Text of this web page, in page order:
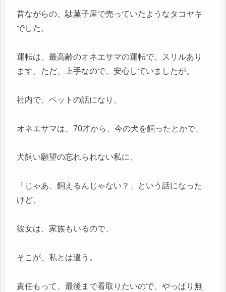
昔ながらの、駄菓子屋で売っていたようなタコヤキ
でした。
運転は、最高齢のオネエサマの運転で。スリルあり
ます。ただ、上手なので、安心していましたが。
社内で、ペットの話になり、
オネエサマは、70才から、今の犬を飼ったとかで、
犬飼い願望の忘れられない私に、
「じゃあ、飼えるんじゃない？」という話になった
けど、
彼女は、家族もいるので、
そこが、私とは違う。
責任もって、最後まで看取りたいので、やっぱり無